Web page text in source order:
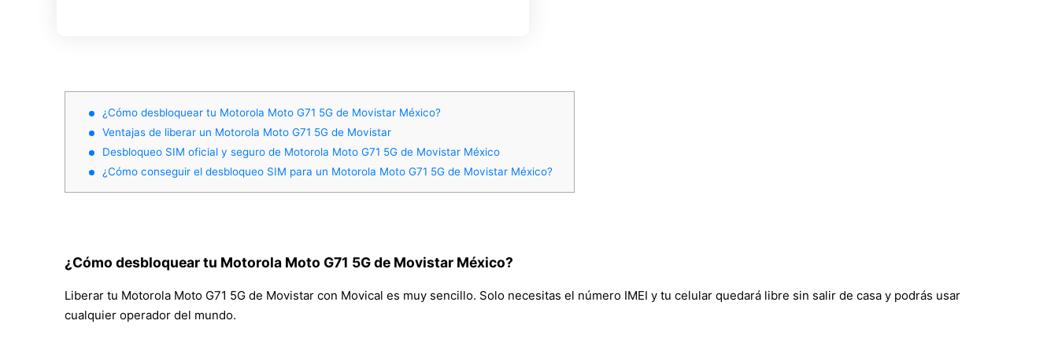
¿Cómo desbloquear tu Motorola Moto G71 5G de Movistar México?
Ventajas de liberar un Motorola Moto G71 5G de Movistar
Desbloqueo SIM oficial y seguro de Motorola Moto G71 5G de Movistar México
¿Cómo conseguir el desbloqueo SIM para un Motorola Moto G71 5G de Movistar México?
¿Cómo desbloquear tu Motorola Moto G71 5G de Movistar México?
Liberar tu Motorola Moto G71 5G de Movistar con Movical es muy sencillo. Solo necesitas el número IMEI y tu celular quedará libre sin salir de casa y podrás usar
cualquier operador del mundo.